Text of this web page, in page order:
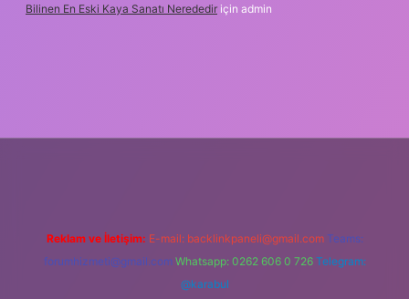
Bilinen En Eski Kaya Sanatı Nerededir için admin
Reklam ve İletişim: E-mail: backlinkpaneli@gmail.com Teams:
forumhizmeti@gmail.com Whatsapp: 0262 606 0 726 Telegram:
@karabul